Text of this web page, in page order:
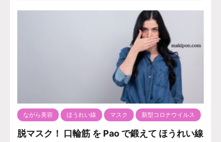
ながら美容 ほうれい線 マスク 新型コロナウイルス
脱マスク！ 口輪筋 を Pao で鍛えて ほうれい線